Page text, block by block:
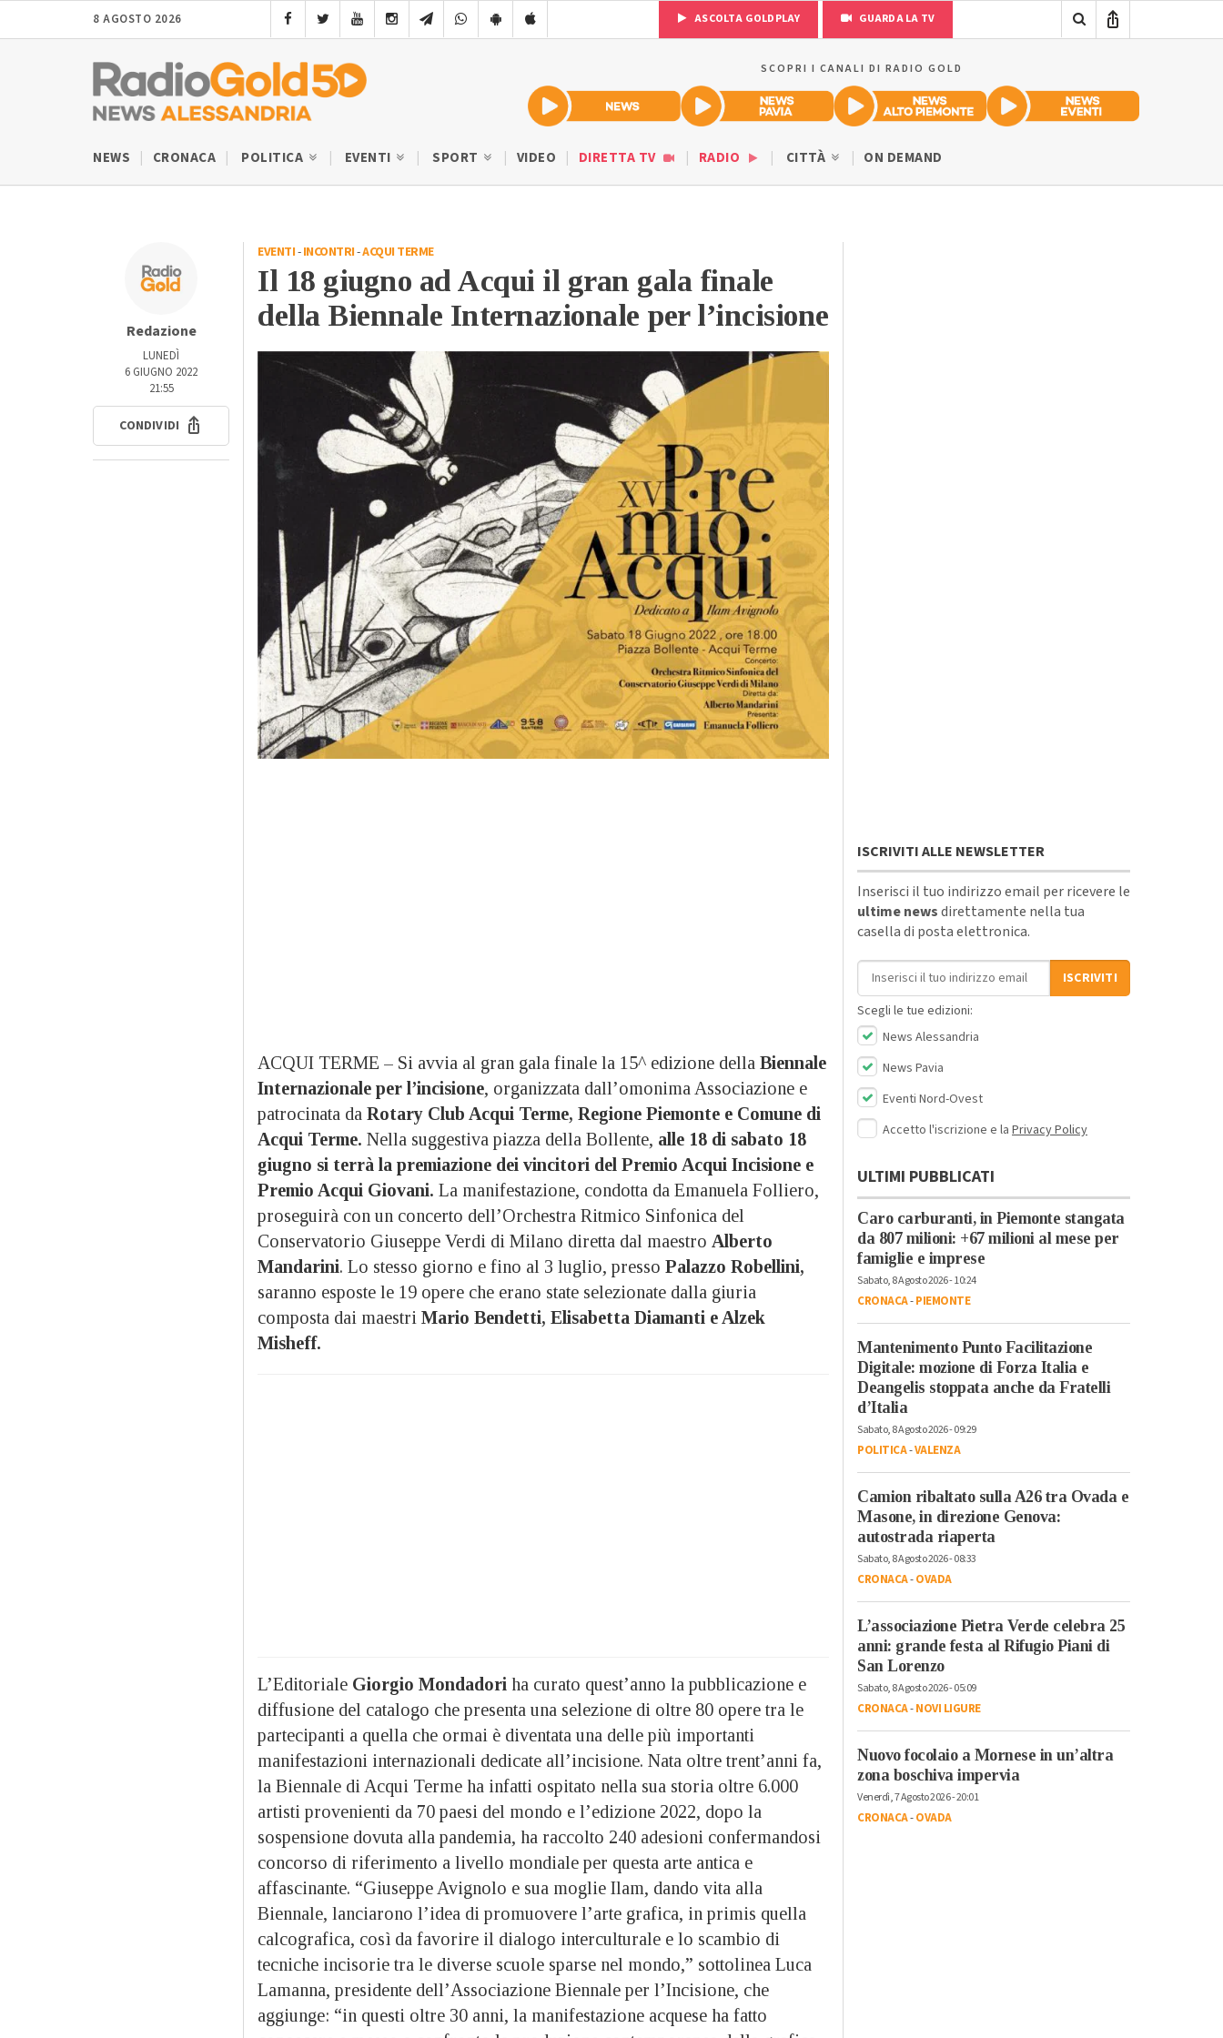
8 AGOSTO 2026 ASCOLTA GOLDPLAY GUARDA LA TV
SCOPRI I CANALI DI RADIO GOLD
NEWS CRONACA POLITICA EVENTI SPORT VIDEO DIRETTA TV RADIO CITTÀ ON DEMAND
Redazione
LUNEDÌ
6 GIUGNO 2022
21:55
CONDIVIDI
EVENTI-INCONTRI-ACQUI TERME
Il 18 giugno ad Acqui il gran gala finale
della Biennale Internazionale per l’incisione
ACQUI TERME – Si avvia al gran gala finale la 15^ edizione della Biennale
Internazionale per l’incisione, organizzata dall’omonima Associazione e
patrocinata da Rotary Club Acqui Terme, Regione Piemonte e Comune di
Acqui Terme. Nella suggestiva piazza della Bollente, alle 18 di sabato 18
giugno si terrà la premiazione dei vincitori del Premio Acqui Incisione e
Premio Acqui Giovani. La manifestazione, condotta da Emanuela Folliero,
proseguirà con un concerto dell’Orchestra Ritmico Sinfonica del
Conservatorio Giuseppe Verdi di Milano diretta dal maestro Alberto
Mandarini. Lo stesso giorno e fino al 3 luglio, presso Palazzo Robellini,
saranno esposte le 19 opere che erano state selezionate dalla giuria
composta dai maestri Mario Bendetti, Elisabetta Diamanti e Alzek
Misheff.
L’Editoriale Giorgio Mondadori ha curato quest’anno la pubblicazione e
diffusione del catalogo che presenta una selezione di oltre 80 opere tra le
partecipanti a quella che ormai è diventata una delle più importanti
manifestazioni internazionali dedicate all’incisione. Nata oltre trent’anni fa,
la Biennale di Acqui Terme ha infatti ospitato nella sua storia oltre 6.000
artisti provenienti da 70 paesi del mondo e l’edizione 2022, dopo la
sospensione dovuta alla pandemia, ha raccolto 240 adesioni confermandosi
concorso di riferimento a livello mondiale per questa arte antica e
affascinante. “Giuseppe Avignolo e sua moglie Ilam, dando vita alla
Biennale, lanciarono l’idea di promuovere l’arte grafica, in primis quella
calcografica, così da favorire il dialogo interculturale e lo scambio di
tecniche incisorie tra le diverse scuole sparse nel mondo,” sottolinea Luca
Lamanna, presidente dell’Associazione Biennale per l’Incisione, che
aggiunge: “in questi oltre 30 anni, la manifestazione acquese ha fatto
ISCRIVITI ALLE NEWSLETTER
Inserisci il tuo indirizzo email per ricevere le
ultime newsdirettamente nella tua
casella di posta elettronica.
Indirizzo email
ISCRIVITI
Scegli le tue edizioni:
News Alessandria
News Pavia
Eventi Nord-Ovest
Accetto l'iscrizione e la Privacy Policy
ULTIMI PUBBLICATI
Caro carburanti, in Piemonte stangata
da 807 milioni: +67 milioni al mese per
famiglie e imprese
Sabato, 8 Agosto 2026 - 10:24
CRONACA-PIEMONTE
Mantenimento Punto Facilitazione
Digitale: mozione di Forza Italia e
Deangelis stoppata anche da Fratelli
d’Italia
Sabato, 8 Agosto 2026 - 09:29
POLITICA-VALENZA
Camion ribaltato sulla A26 tra Ovada e
Masone, in direzione Genova:
autostrada riaperta
Sabato, 8 Agosto 2026 - 08:33
CRONACA-OVADA
L’associazione Pietra Verde celebra 25
anni: grande festa al Rifugio Piani di
San Lorenzo
Sabato, 8 Agosto 2026 - 05:09
CRONACA-NOVI LIGURE
Nuovo focolaio a Mornese in un’altra
zona boschiva impervia
Venerdì, 7 Agosto 2026 - 20:01
CRONACA-OVADA